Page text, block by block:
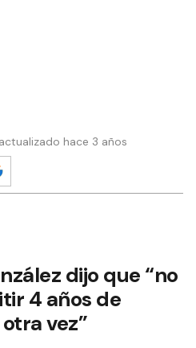
hace 3 años
dijo que “no
4 años de
vez”